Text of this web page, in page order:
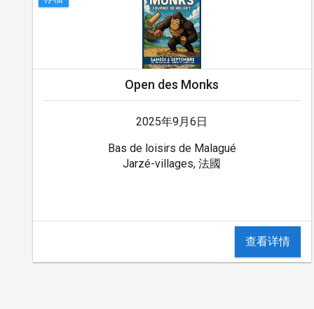
Open des Monks
2025年9月6日
Bas de loisirs de Malagué
Jarzé-villages, 法國
查看详情